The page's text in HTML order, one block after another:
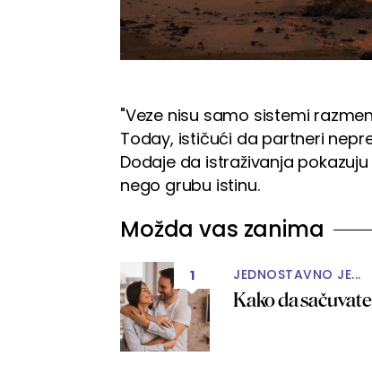
"Veze nisu samo sistemi
Today, ističući da partneri
Dodaje da istraživanja
nego grubu istinu.
Možda vas zanima
1 JEDNOSTAVNO JE...
Kako da